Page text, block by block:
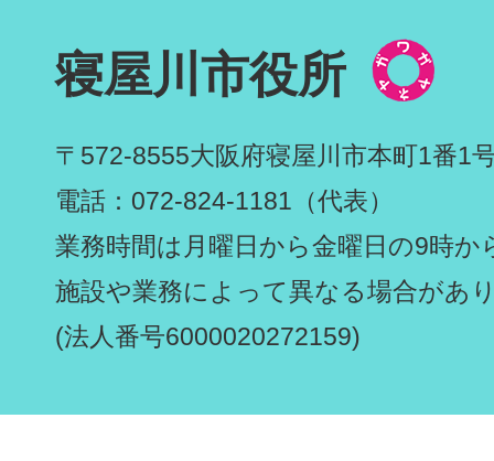
寝屋川市役所
〒572-8555大阪府寝屋川市本町1番1
電話：072-824-1181（代表）
業務時間は月曜日から金曜日の9時か
施設や業務によって異なる場合があ
(法人番号6000020272159)